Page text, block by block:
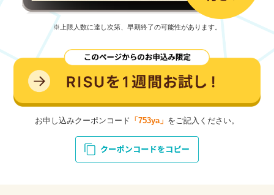
※上限人数に達し次第、早期終了の可能性があります。
お申し込みクーポンコード 「753ya」 をご記入ください。